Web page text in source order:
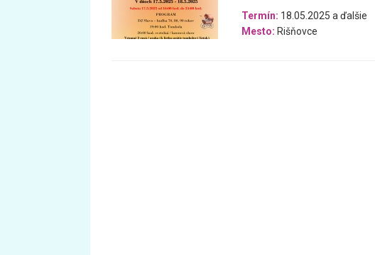
Termín: 18.05.2025 a ďalšie
Mesto: Rišňovce